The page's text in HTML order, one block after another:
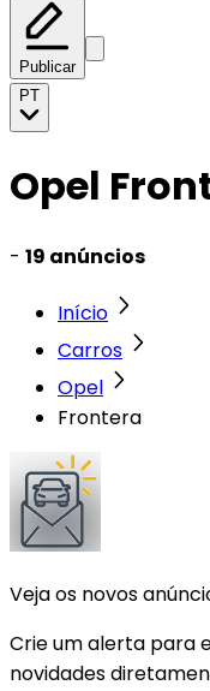
Publicar
PT
Opel
- 19 anúncios
Início
Carros
Opel
Frontera
Veja os novos
Crie um alerta para
novidades